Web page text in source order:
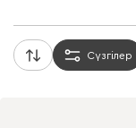
Сүзгілер